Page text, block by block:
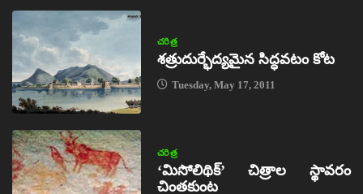
చరిత్ర
శత్రుదుర్భేద్యమైన సిద్ధవటం కోట
Tuesday, May 17, 2011
చరిత్ర
‘మిసోలిథిక్‌’ చిత్రాల స్థావరం
చింతకుంట